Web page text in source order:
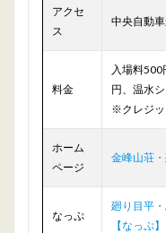
アクセ
ス
中央自動
料金
入場料
円、温水
※クレジッ
ホーム
ページ
金峰山荘
なっぷ
廻り目平
【なっぷ】